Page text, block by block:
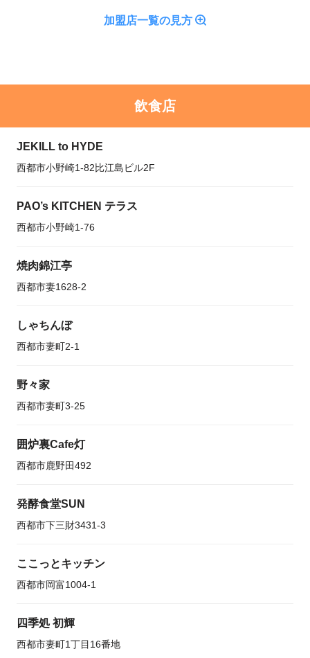
加盟店一覧の見方
飲食店
JEKILL to HYDE
西都市小野崎1-82比江島ビル2F
PAO’s KITCHEN テラス
西都市小野崎1-76
焼肉錦江亭
西都市妻1628-2
しゃちんぼ
西都市妻町2-1
野々家
西都市妻町3-25
囲炉裏Cafe灯
西都市鹿野田492
発酵食堂SUN
西都市下三財3431-3
ここっとキッチン
西都市岡富1004-1
四季処 初輝
西都市妻町1丁目16番地